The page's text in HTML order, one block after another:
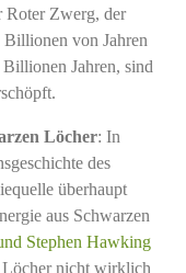
Roter Zwerg, der
von Jahren
Jahren, sind
Löcher: In
des
überhaupt
aus Schwarzen
Stephen Hawking
Löcher nicht wirklich